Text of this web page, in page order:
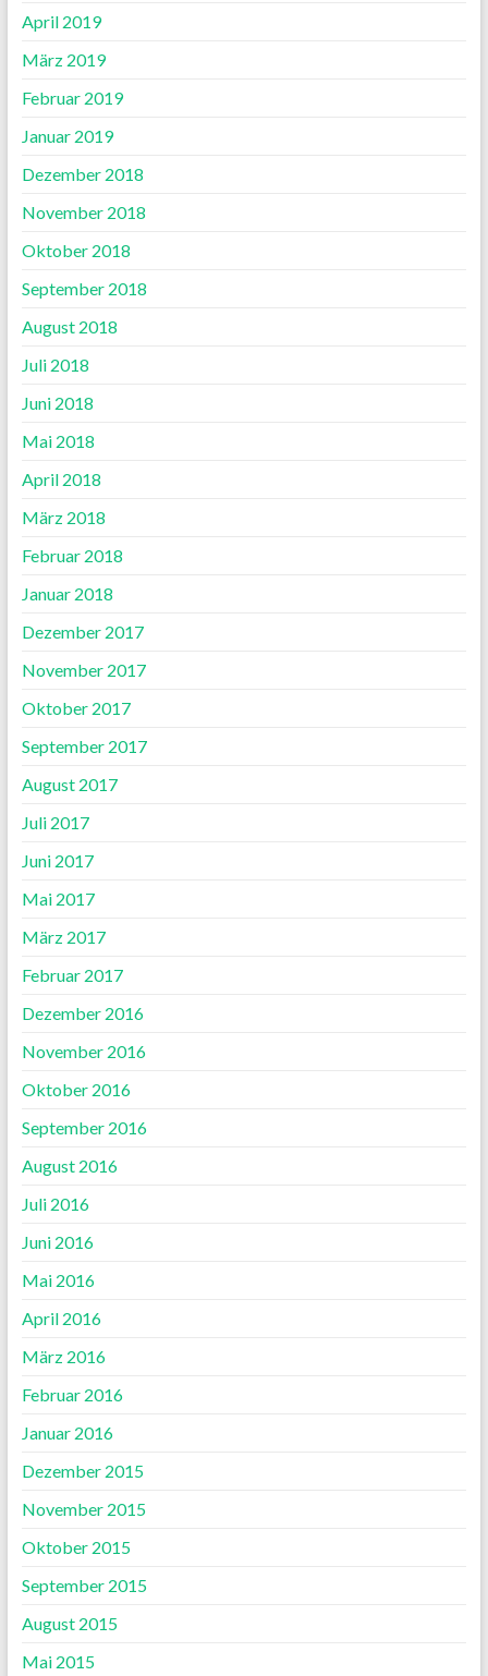
April 2019
März 2019
Februar 2019
Januar 2019
Dezember 2018
November 2018
Oktober 2018
September 2018
August 2018
Juli 2018
Juni 2018
Mai 2018
April 2018
März 2018
Februar 2018
Januar 2018
Dezember 2017
November 2017
Oktober 2017
September 2017
August 2017
Juli 2017
Juni 2017
Mai 2017
März 2017
Februar 2017
Dezember 2016
November 2016
Oktober 2016
September 2016
August 2016
Juli 2016
Juni 2016
Mai 2016
April 2016
März 2016
Februar 2016
Januar 2016
Dezember 2015
November 2015
Oktober 2015
September 2015
August 2015
Mai 2015